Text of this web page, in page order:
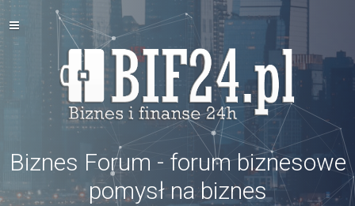
Biznes Forum - forum biznesowe
pomysł na biznes